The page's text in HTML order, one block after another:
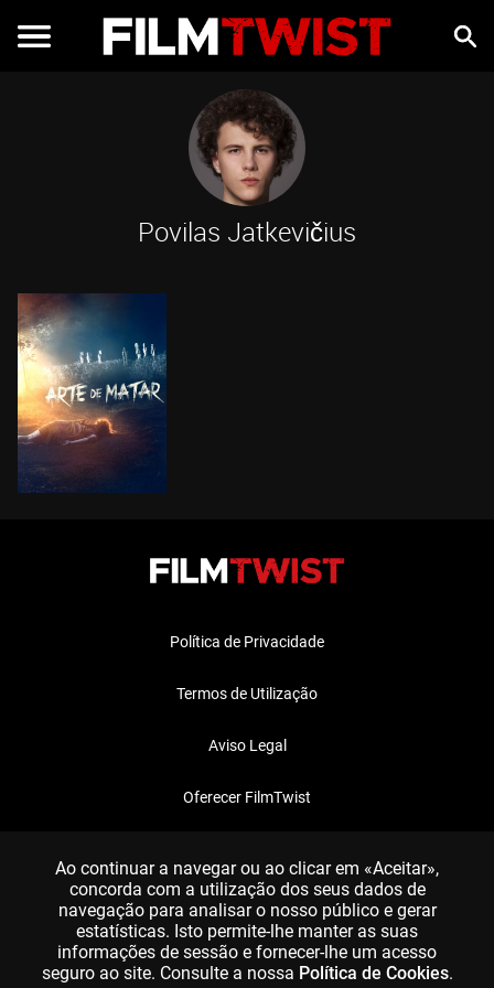
Povilas Jatkevičius
Política de Privacidade
Termos de Utilização
Aviso Legal
Oferecer FilmTwist
Ao continuar a navegar ou ao clicar em «Aceitar»,
concorda com a utilização dos seus dados de
navegação para analisar o nosso público e gerar
estatísticas. Isto permite-lhe manter as suas
informações de sessão e fornecer-lhe um acesso
seguro ao site. Consulte a nossa Política de Cookies.